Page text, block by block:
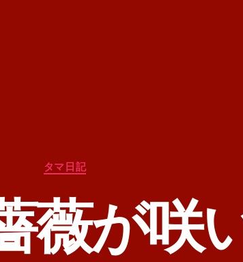
カ
テ
リ
ー
タマ日記
薇が咲
作
成
者